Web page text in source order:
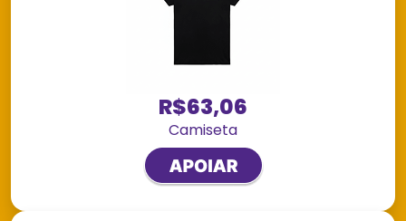
R$63,06
Camiseta